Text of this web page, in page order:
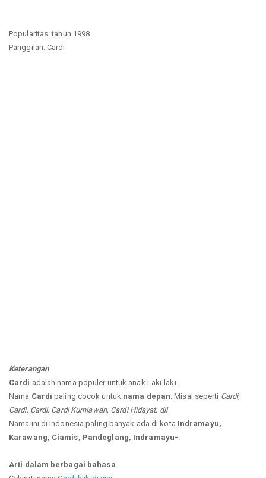
Popularitas: tahun 1998
Panggilan: Cardi
Keterangan
Cardi adalah nama populer untuk anak Laki-laki.
Nama Cardi paling cocok untuk nama depan . Misal seperti Cardi,
Cardi, Cardi, Cardi Kurniawan, Cardi Hidayat, dll
Nama ini di indonesia paling banyak ada di kota Indramayu,
Karawang, Ciamis, Pandeglang, Indramayu-
Arti dalam berbagai bahasa